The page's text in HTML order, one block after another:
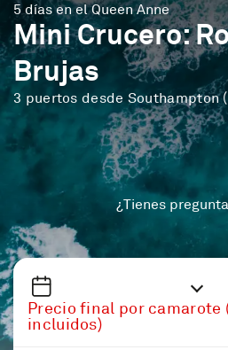
5 días en el Queen Anne
Mini Crucero:
Brujas
3 puertos desde Southampton
¿Tienes
Precio final por camarote
incluidos)